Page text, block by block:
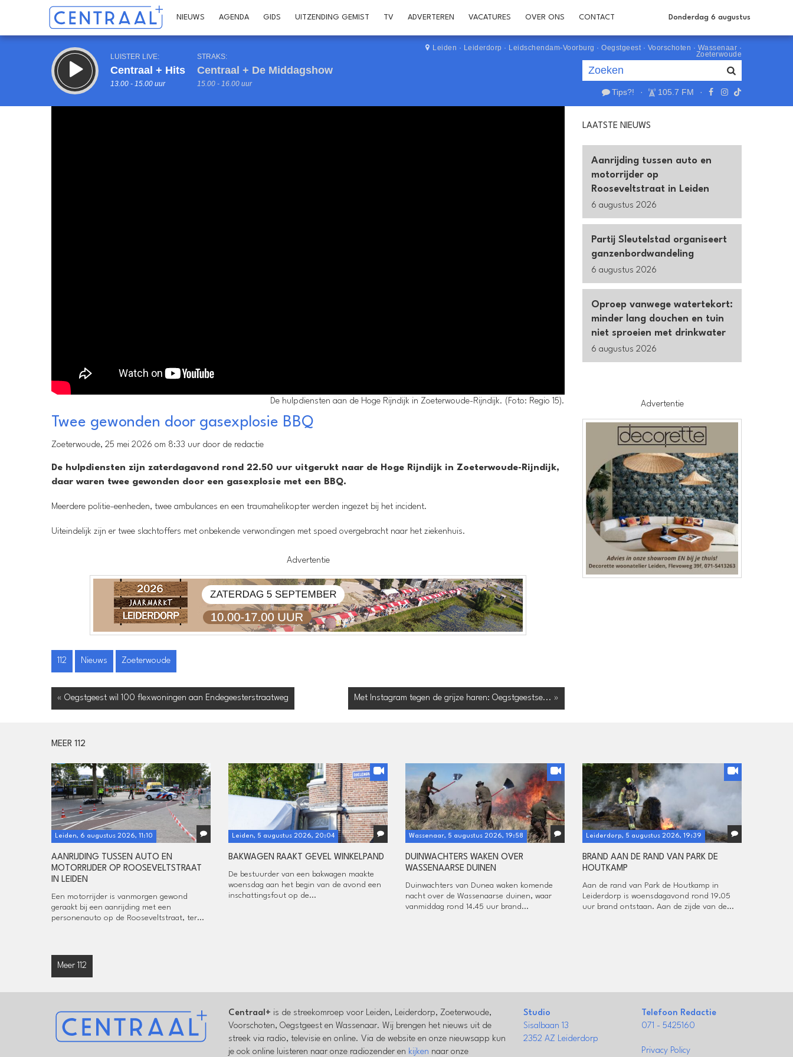
NIEUWS AGENDA GIDS UITZENDING GEMIST TV ADVERTEREN VACATURES OVER ONS CONTACT Donderdag 6 augustus
LUISTER LIVE:
Centraal + Hits
13.00 - 15.00 uur
STRAKS:
Centraal + De Middagshow
15.00 - 16.00 uur
Leiden · Leiderdorp · Leidschendam-Voorburg · Oegstgeest· Voorschoten · Wassenaar ·
Zoeterwoude
Tips?! · 105.7 FM ·
De hulpdiensten aan de Hoge Rijndijk in Zoeterwoude-Rijndijk. (Foto: Regio 15).
Twee gewonden door gasexplosie BBQ
Zoeterwoude, 25 mei 2026 om 8:33 uur door de redactie
De hulpdiensten zijn zaterdagavond rond 22.50 uur uitgerukt naar de Hoge Rijndijk in Zoeterwoude-Rijndijk,
daar waren twee gewonden door een gasexplosie met een BBQ.
Meerdere politie-eenheden, twee ambulances en een traumahelikopter werden ingezet bij het incident.
Uiteindelijk zijn er twee slachtoffers met onbekende verwondingen met spoed overgebracht naar het ziekenhuis.
Advertentie
112 Nieuws Zoeterwoude
« Oegstgeest wil 100 flexwoningen aan Endegeesterstraatweg Met Instagram tegen de grijze haren: Oegstgeestse... »
LAATSTE NIEUWS
Aanrijding tussen auto en
motorrijder op
Rooseveltstraat in Leiden
6 augustus 2026
Partij Sleutelstad organiseert
ganzenbordwandeling
6 augustus 2026
Oproep vanwege watertekort:
minder lang douchen en tuin
niet sproeien met drinkwater
6 augustus 2026
Advertentie
MEER 112
Leiden, 6 augustus 2026, 11:10
AANRIJDING TUSSEN AUTO EN
MOTORRIJDER OP ROOSEVELTSTRAAT
IN LEIDEN
Een motorrijder is vanmorgen gewond
geraakt bij een aanrijding met een
personenauto op de Rooseveltstraat, ter...
Leiden, 5 augustus 2026, 20:04
BAKWAGEN RAAKT GEVEL WINKELPAND
De bestuurder van een bakwagen maakte
woensdag aan het begin van de avond een
inschattingsfout op de...
Wassenaar, 5 augustus 2026, 19:58
DUINWACHTERS WAKEN OVER
WASSENAARSE DUINEN
Duinwachters van Dunea waken komende
nacht over de Wassenaarse duinen, waar
vanmiddag rond 14.45 uur brand...
Leiderdorp, 5 augustus 2026, 19:39
BRAND AAN DE RAND VAN PARK DE
HOUTKAMP
Aan de rand van Park de Houtkamp in
Leiderdorp is woensdagavond rond 19.05
uur brand ontstaan. Aan de zijde van de...
Meer 112
Centraal+ is de streekomroep voor Leiden, Leiderdorp, Zoeterwoude,
Voorschoten, Oegstgeest en Wassenaar. Wij brengen het nieuws uit de
streek via radio, televisie en online. Via de website en onze nieuwsapp kun
je ook online luisteren naar onze radiozender en kijken naar onze
Studio
Sisalbaan 13
2352 AZ Leiderdorp
Telefoon Redactie
071 - 5425160
Privacy Policy